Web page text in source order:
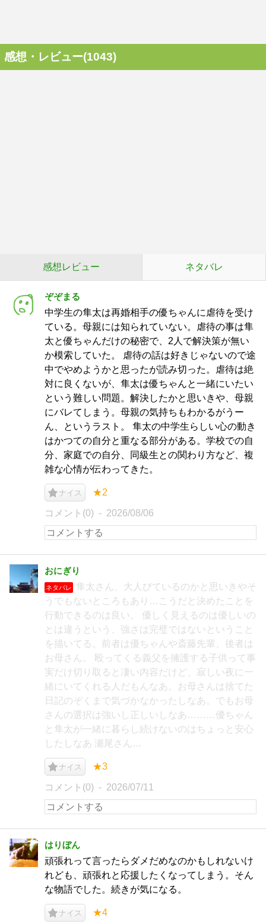
感想・レビュー(1043)
感想レビュー ネタバレ
ぞぞまる
中学生の隼太は再婚相手の優ちゃんに虐待を受け
ている。母親には知られていない。虐待の事は隼
太と優ちゃんだけの秘密で、2人で解決策が無い
か模索していた。 虐待の話は好きじゃないので途
中でやめようかと思ったが読み切った。虐待は絶
対に良くないが、隼太は優ちゃんと一緒にいたい
という難しい問題。解決したかと思いきや、母親
にバレてしまう。母親の気持ちもわかるがうー
ん、というラスト。 隼太の中学生らしい心の動き
はかつての自分と重なる部分がある。学校での自
分、家庭での自分、同級生との関わり方など、複
雑な心情が伝わってきた。
ナイス ★2
コメント(0) 2026/08/06
おにぎり
ネタバレ
隼太さん、大人びているのかと思いきやそ
うでもないところもあり…こうだと決めたことを
行動できるのは良い。 優しく見えるのは優しいの
とは違うという、強さは完璧ではないということ
を描いてる。前者は優ちゃんや斎藤先輩、後者は
お母さん。 殴ってくる義父を擁護する子供って事
実だけ切り取ると凄い内容だけど、寂しい夜に一
緒にいてくれる人だもんなあ。お母さんは捨てた
日記のぞくまで気づかなかったしなあ。でもお母
さんの選択は強いし正しいしなあ………優ちゃん
と隼太が一緒に暮らし続けないのはちょっと安心
したしなあ 瀬尾さん…
ナイス ★3
コメント(0) 2026/07/11
はりぼん
頑張れって言ったらダメだめなのかもしれないけ
れども、頑張れと応援したくなってしまう。そん
な物語でした。続きが気になる。
ナイス ★4